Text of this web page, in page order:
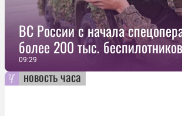
ВС России с начала
более 200 тыс.
09:29
новость часа